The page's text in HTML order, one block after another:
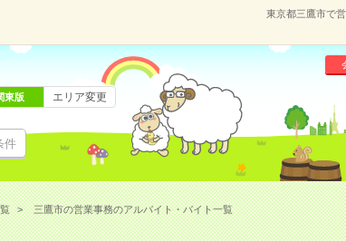
東京都三鷹市で
件
東版 エリア変更
三鷹市の営業事務のアルバイト・バイト一覧